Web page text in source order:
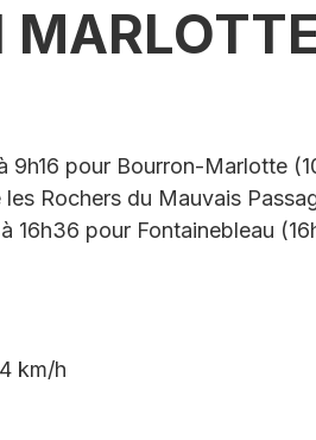
9h16 pour Bourron-Marlotte
Rochers du Mauvais
16h36 pour Fontainebleau
km/h